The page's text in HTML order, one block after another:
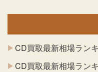
CD買取最新相場ラン
CD買取最新相場ラン